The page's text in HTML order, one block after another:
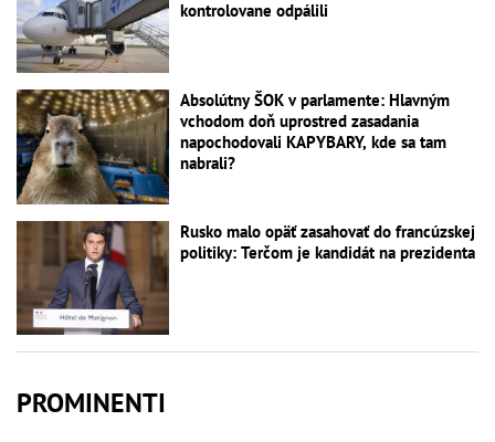
kontrolovane odpálili
Absolútny ŠOK v parlamente: Hlavným
vchodom doň uprostred zasadania
napochodovali KAPYBARY, kde sa tam
nabrali?
Rusko malo opäť zasahovať do francúzskej
politiky: Terčom je kandidát na prezidenta
PROMINENTI